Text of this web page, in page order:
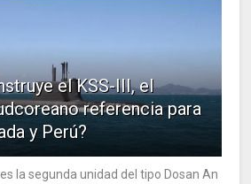
el KSS-III, el
referencia para
y Perú?
la segunda unidad del tipo Dosan An